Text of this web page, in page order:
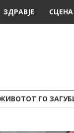
ЗДРАВЈЕ СЦЕНА
ГО